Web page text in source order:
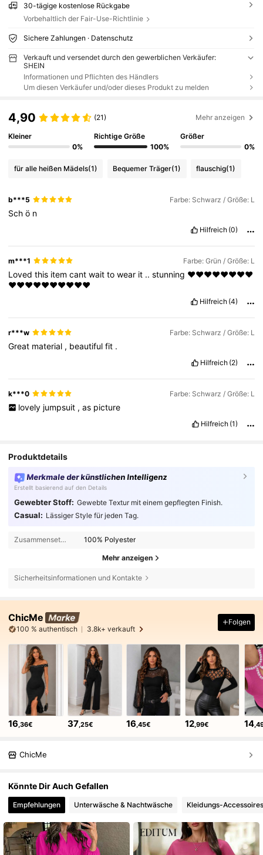
30-tägige kostenlose Rückgabe
Vorbehaltlich der Fair-Use-Richtlinie
Sichere Zahlungen · Datenschutz
Verkauft und versendet durch den gewerblichen Verkäufer:
SHEIN
Informationen und Pflichten des Händlers
Um diesen Verkäufer und/oder dieses Produkt zu melden
4,90 (21) Mehr anzeigen
Kleiner
0%
Richtige Größe
100%
Größer
0%
für alle heißen Mädels(1) Bequemer Träger(1) flauschig(1)
b***5 Farbe: Schwarz / Größe: L
Schö n
Hilfreich (0)
m***1 Farbe: Grün / Größe: L
Lovedthis itemcantwaittowear it ..stunning ❤️❤️❤️❤️❤️❤️❤️❤️
❤️❤️❤️❤️❤️❤️❤️❤️❤️❤️
Hilfreich (4)
r***w Farbe: Schwarz / Größe: L
Great material , beautifulfit .
Hilfreich (2)
k***0 Farbe: Schwarz / Größe: L
lovely jumpsuit , as picture
Hilfreich (1)
Produktdetails
Merkmale der künstlichen Intelligenz
Erstellt basierend auf den Details
Gewebter Stoff: Gewebte Textur mit einem gepflegten Finish.
Casual: Lässiger Style für jeden Tag.
Zusammensetzung: 100% Polyester
Mehr anzeigen
Sicherheitsinformationen und Kontakte
ChicMe
100 % authentisch 3.8k+ verkauft
Folgen
16,36€ 37,25€ 16,45€ 12,99€ 14
ChicMe
Könnte Dir Auch Gefallen
Empfehlungen Unterwäsche & Nachtwäsche Kleidungs-Accessoires